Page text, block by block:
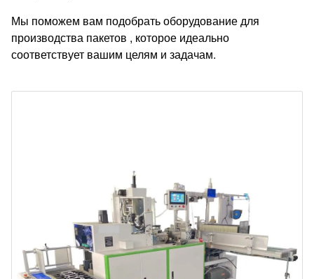
Мы поможем вам подобрать оборудование для
производства пакетов , которое идеально
соответствует вашим целям и задачам.